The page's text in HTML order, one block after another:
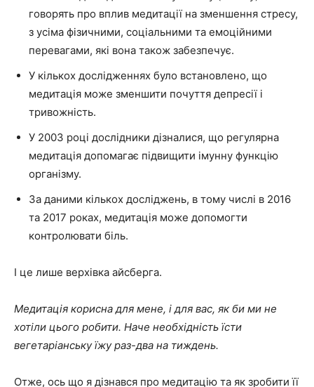
говорять про вплив медитації на зменшення стресу,
з усіма фізичними, соціальними та емоційними
перевагами, які вона також забезпечує.
У кількох дослідженнях було встановлено, що
медитація може зменшити почуття депресії і
тривожність.
У 2003 році дослідники дізналися, що регулярна
медитація допомагає підвищити імунну функцію
організму.
За даними кількох досліджень, в тому числі в 2016
та 2017 роках, медитація може допомогти
контролювати біль.
І це лише верхівка айсберга.
Медитація корисна для мене, і для вас, як би ми не
хотіли цього робити. Наче необхідність їсти
вегетаріанську їжу раз-два на тиждень.
Отже, ось що я дізнався про медитацію та як зробити її